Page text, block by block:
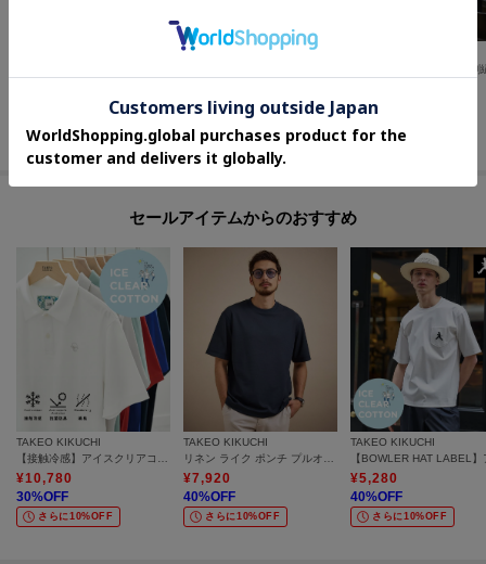
TAKEO KIKUCHI
30%OFF
40%OFF
セールアイテムからのおすすめ
TAKEO KIKUCHI
¥10,780
30%OFF
さらに10%OFF
TAKEO KIKUCHI
¥7,920
40%OFF
さらに10%OFF
TAKEO KIKUCHI
¥5,280
40%OFF
さらに10%OFF